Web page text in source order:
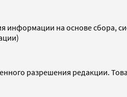
на основе сбора,
разрешения редакции.